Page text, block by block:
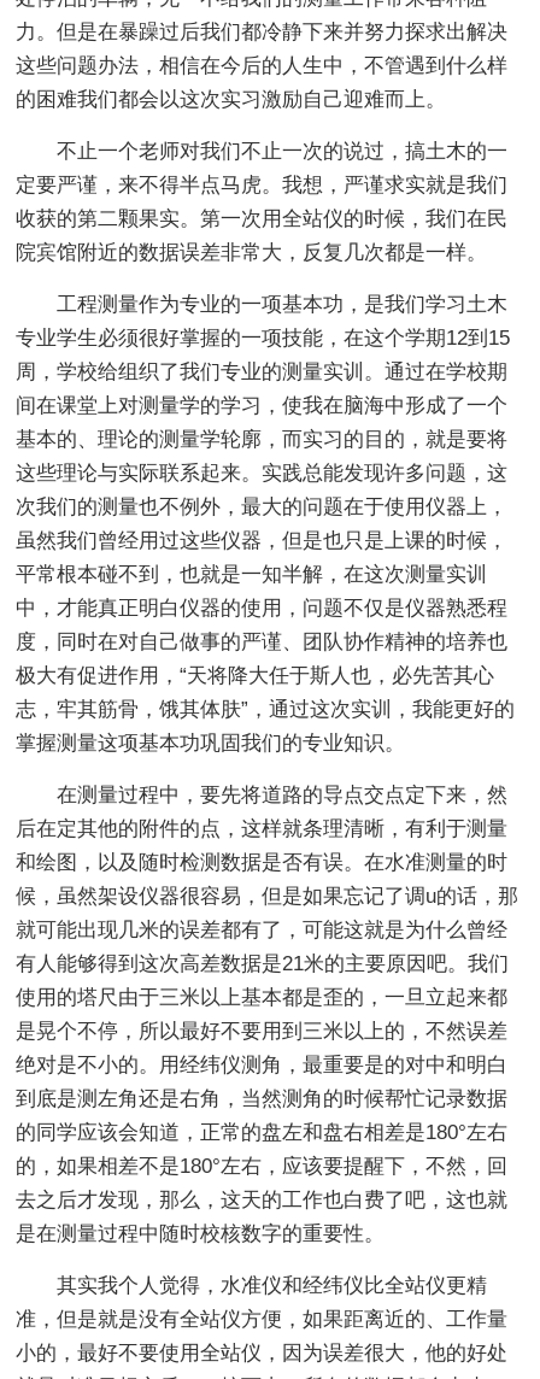
力。但是在暴躁过后我们都冷静下来并努力探求出解决
这些问题办法，相信在今后的人生中，不管遇到什么样
的困难我们都会以这次实习激励自己迎难而上。
不止一个老师对我们不止一次的说过，搞土木的一
定要严谨，来不得半点马虎。我想，严谨求实就是我们
收获的第二颗果实。第一次用全站仪的时候，我们在民
院宾馆附近的数据误差非常大，反复几次都是一样。
工程测量作为专业的一项基本功，是我们学习土木
专业学生必须很好掌握的一项技能，在这个学期12到15
周，学校给组织了我们专业的测量实训。通过在学校期
间在课堂上对测量学的学习，使我在脑海中形成了一个
基本的、理论的测量学轮廓，而实习的目的，就是要将
这些理论与实际联系起来。实践总能发现许多问题，这
次我们的测量也不例外，最大的问题在于使用仪器上，
虽然我们曾经用过这些仪器，但是也只是上课的时候，
平常根本碰不到，也就是一知半解，在这次测量实训
中，才能真正明白仪器的使用，问题不仅是仪器熟悉程
度，同时在对自己做事的严谨、团队协作精神的培养也
极大有促进作用，“天将降大任于斯人也，必先苦其心
志，牢其筋骨，饿其体肤”，通过这次实训，我能更好的
掌握测量这项基本功巩固我们的专业知识。
在测量过程中，要先将道路的导点交点定下来，然
后在定其他的附件的点，这样就条理清晰，有利于测量
和绘图，以及随时检测数据是否有误。在水准测量的时
候，虽然架设仪器很容易，但是如果忘记了调u的话，那
就可能出现几米的误差都有了，可能这就是为什么曾经
有人能够得到这次高差数据是21米的主要原因吧。我们
使用的塔尺由于三米以上基本都是歪的，一旦立起来都
是晃个不停，所以最好不要用到三米以上的，不然误差
绝对是不小的。用经纬仪测角，最重要是的对中和明白
到底是测左角还是右角，当然测角的时候帮忙记录数据
的同学应该会知道，正常的盘左和盘右相差是180°左右
的，如果相差不是180°左右，应该要提醒下，不然，回
去之后才发现，那么，这天的工作也白费了吧，这也就
是在测量过程中随时校核数字的重要性。
其实我个人觉得，水准仪和经纬仪比全站仪更精
准，但是就是没有全站仪方便，如果距离近的、工作量
小的，最好不要使用全站仪，因为误差很大，他的好处